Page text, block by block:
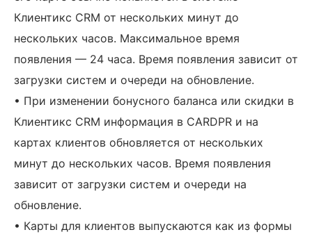
Клиентикс CRM от нескольких минут до
нескольких часов. Максимальное время
появления — 24 часа. Время появления зависит от
загрузки систем и очереди на обновление.
• При изменении бонусного баланса или скидки в
Клиентикс CRM информация в CARDPR и на
картах клиентов обновляется от нескольких
минут до нескольких часов. Время появления
зависит от загрузки систем и очереди на
обновление.
• Карты для клиентов выпускаются как из формы